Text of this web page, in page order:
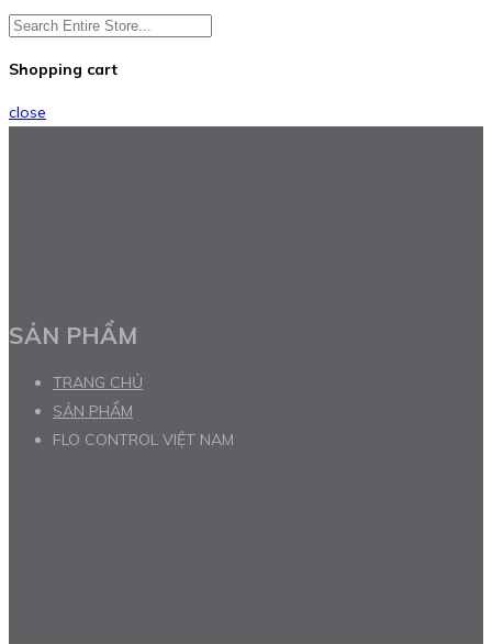
Shopping cart
close
SẢN PHẨM
TRANG CHỦ
SẢN PHẨM
FLO CONTROL VIỆT NAM